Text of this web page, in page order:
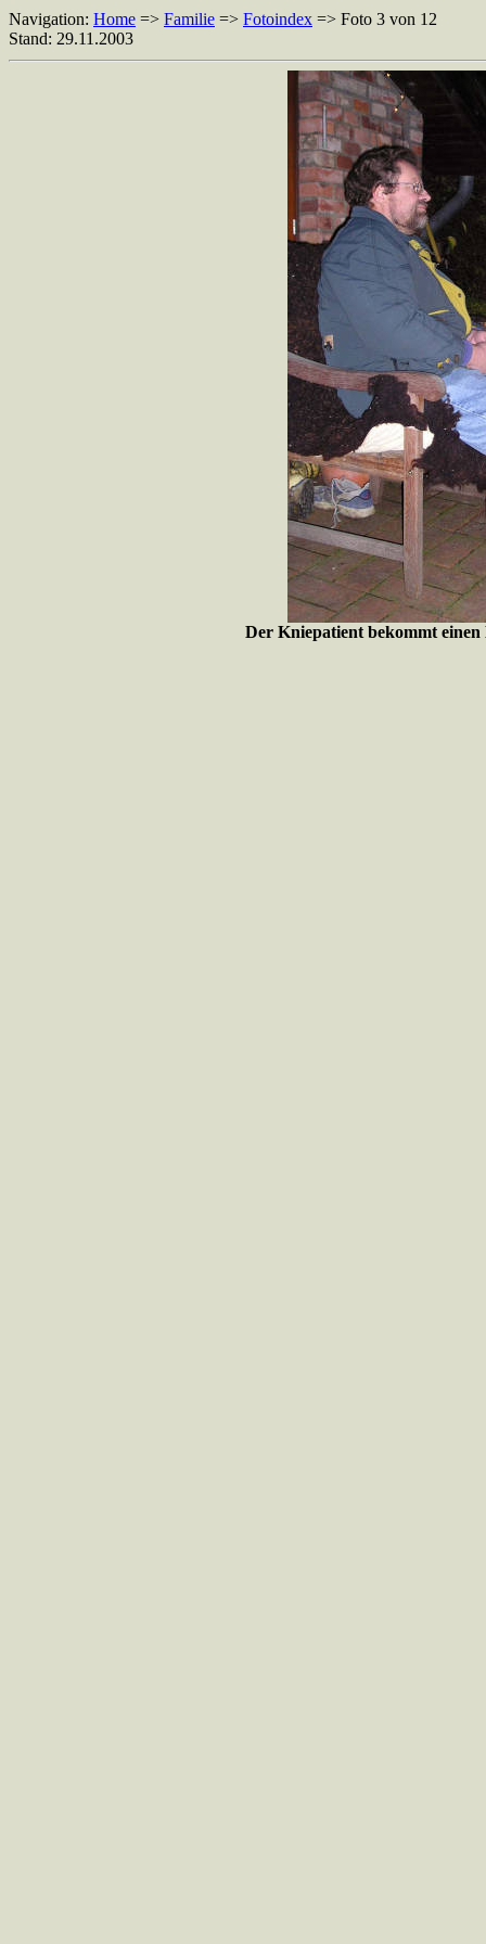
Navigation: Home => Familie => Fotoindex => Foto 3 von 12
Stand: 29.11.2003
Der Kniepatient bekommt